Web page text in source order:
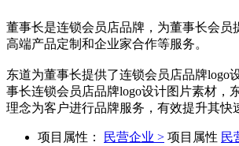
董事长是连锁会员店品牌，为董事长会员
高端产品定制和企业家合作等服务。
东道为董事长提供了连锁会员店品牌logo
事长连锁会员店品牌logo设计图片素材，
理念为客户进行品牌服务，有效提升其快
项目属性： 民营企业 > 项目属性 民